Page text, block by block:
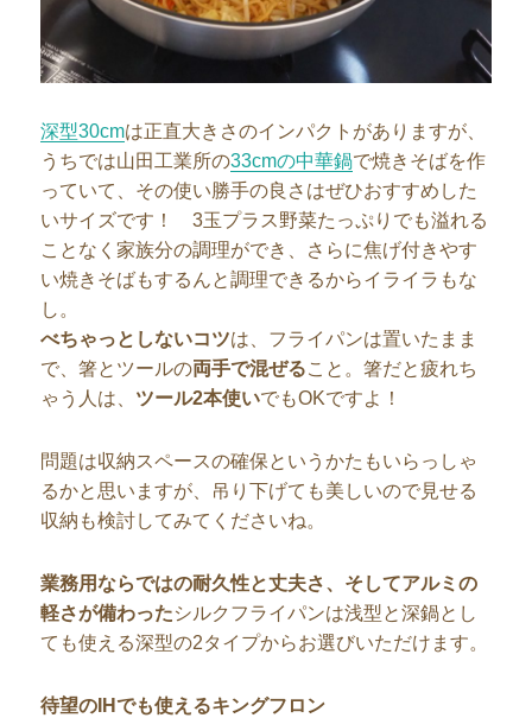
深型30cmは正直大きさのインパクトがありますが、
うちでは山田工業所の33cmの中華鍋で焼きそばを作
っていて、その使い勝手の良さはぜひおすすめした
いサイズです！ 3玉プラス野菜たっぷりでも溢れる
ことなく家族分の調理ができ、さらに焦げ付きやす
い焼きそばもするんと調理できるからイライラもな
し。
べちゃっとしないコツは、フライパンは置いたまま
で、箸とツールの両手で混ぜること。箸だと疲れち
ゃう人は、 ツール2本使いでもOKですよ！
問題は収納スペースの確保というかたもいらっしゃ
るかと思いますが、吊り下げても美しいので見せる
収納も検討してみてくださいね。
業務用ならではの耐久性と丈夫さ、そしてアルミの
軽さが備わったシルクフライパンは浅型と深鍋とし
ても使える深型の2タイプからお選びいただけます。
待望のIHでも使えるキングフロン